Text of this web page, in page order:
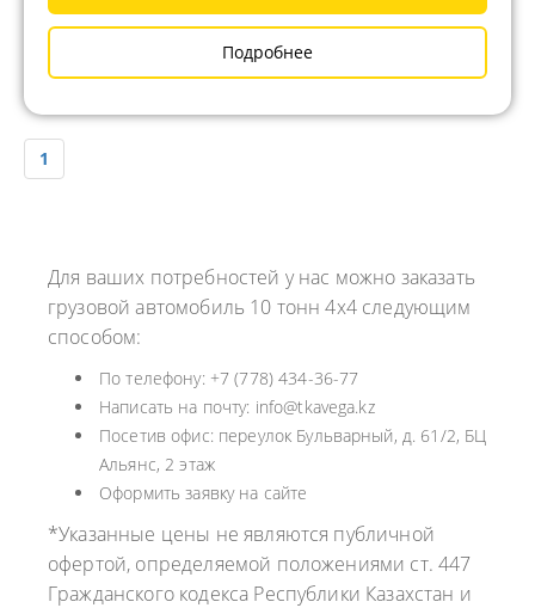
Подробнее
1
Для ваших потребностей у нас можно заказать
грузовой автомобиль 10 тонн 4x4 следующим
способом:
По телефону: +7 (778) 434-36-77
Написать на почту: info@tkavega.kz
Посетив офис: переулок Бульварный, д. 61/2, БЦ
Альянс, 2 этаж
Оформить заявку на сайте
*Указанные цены не являются публичной
офертой, определяемой положениями ст. 447
Гражданского кодекса Республики Казахстан и